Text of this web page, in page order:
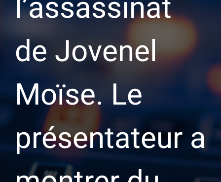
de Jovenel
Moïse. Le
présentateur a